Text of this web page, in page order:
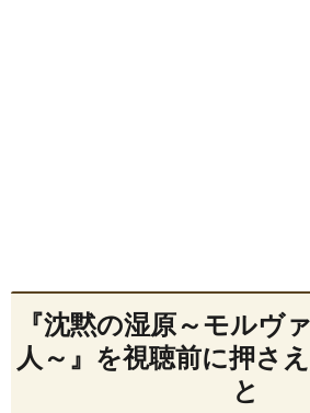
『沈黙の湿原～モルヴ
人～』を視聴前に押さ
と